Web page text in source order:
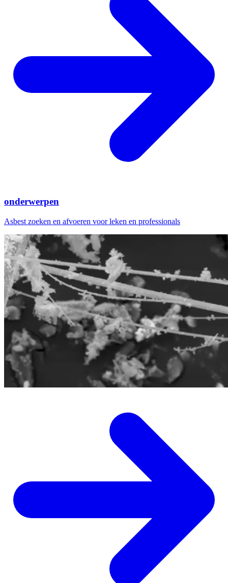
onderwerpen
Asbest zoeken en afvoeren voor leken en professionals